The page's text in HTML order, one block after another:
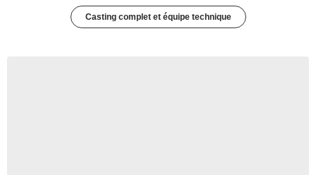
Casting complet et équipe technique